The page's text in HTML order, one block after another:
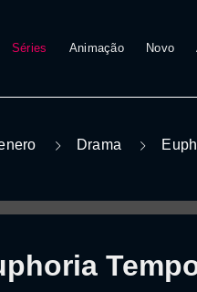
Séries Animação Novo
Drama